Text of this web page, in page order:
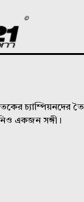
©
চ্যাম্পিয়নদের
একজন সঙ্গী।